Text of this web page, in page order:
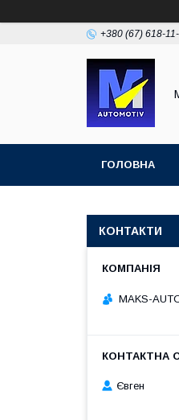
+380 (67) 618-
ГОЛОВНА
КОНТАКТИ
MAKS-
Євген